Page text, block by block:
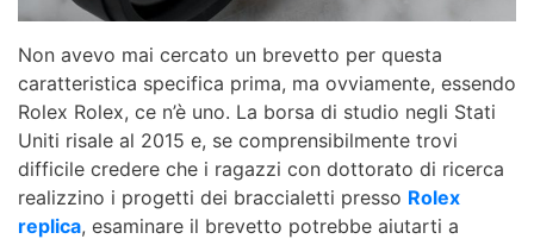
Non avevo mai cercato un brevetto per questa
caratteristica specifica prima, ma ovviamente, essendo
Rolex Rolex, ce n’è uno. La borsa di studio negli Stati
Uniti risale al 2015 e, se comprensibilmente trovi
difficile credere che i ragazzi con dottorato di ricerca
realizzino i progetti dei braccialetti presso Rolex
replica, esaminare il brevetto potrebbe aiutarti a